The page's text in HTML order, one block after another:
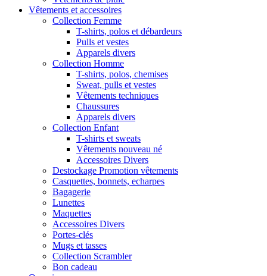
Vêtements et accessoires
Collection Femme
T-shirts, polos et débardeurs
Pulls et vestes
Apparels divers
Collection Homme
T-shirts, polos, chemises
Sweat, pulls et vestes
Vêtements techniques
Chaussures
Apparels divers
Collection Enfant
T-shirts et sweats
Vêtements nouveau né
Accessoires Divers
Destockage Promotion vêtements
Casquettes, bonnets, echarpes
Bagagerie
Lunettes
Maquettes
Accessoires Divers
Portes-clés
Mugs et tasses
Collection Scrambler
Bon cadeau